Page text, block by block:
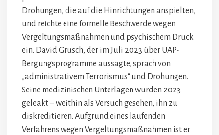
Drohungen, die auf die Hinrichtungen anspielten,
und reichte eine formelle Beschwerde wegen
Vergeltungsmaßnahmen und psychischem Druck
ein. David Grusch, der im Juli 2023 über UAP-
Bergungsprogramme aussagte, sprach von
„administrativem Terrorismus“ und Drohungen.
Seine medizinischen Unterlagen wurden 2023
geleakt – weithin als Versuch gesehen, ihn zu
diskreditieren. Aufgrund eines laufenden
Verfahrens wegen Vergeltungsmaßnahmen ist er